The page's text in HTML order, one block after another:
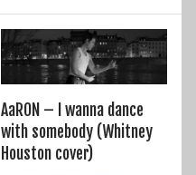
AaRON – I wanna dance
with somebody (Whitney
Houston cover)